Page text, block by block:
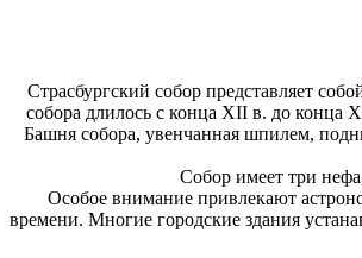
Страсбургский собор представляет
собора длилось с конца XII в. до конца
Башня собора, увенчанная шпилем,
Собор имеет три
Особое внимание привлекают
времени. Многие городские здания